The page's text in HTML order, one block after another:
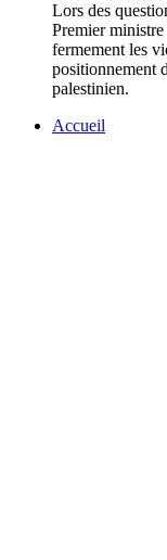
Lors des
Premier
fermement les
positionnement
palestinien.
Accueil